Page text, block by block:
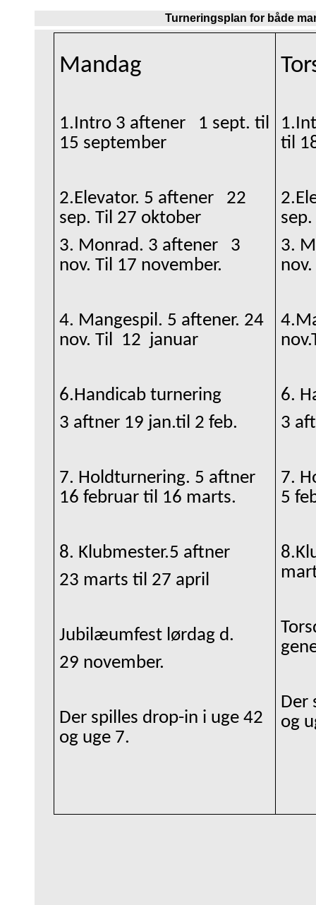
Turneringsplan for både
Mandag
1.Intro 3 aftener 1 sept. til
15 september
2.Elevator. 5 aftener 22
sep. Til 27 oktober
3. Monrad. 3 aftener 3
nov. Til 17 november.
4. Mangespil. 5 aftener. 24
nov. Til 12 januar
6.Handicab turnering
3 aftner 19 jan.til 2 feb.
7. Holdturnering. 5 aftner
16 februar til 16 marts.
8. Klubmester.5 aftner
23 marts til 27 april
Jubilæumfest lørdag d.
29 november.
Der spilles drop-in i uge 42
og uge 7.
til
3.
6.
3
7.
5
Der
og